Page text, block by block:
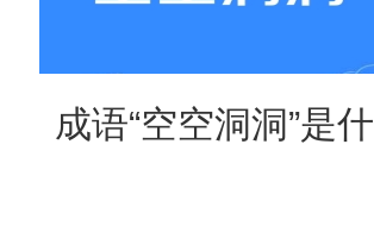
成语“空空洞洞”是什